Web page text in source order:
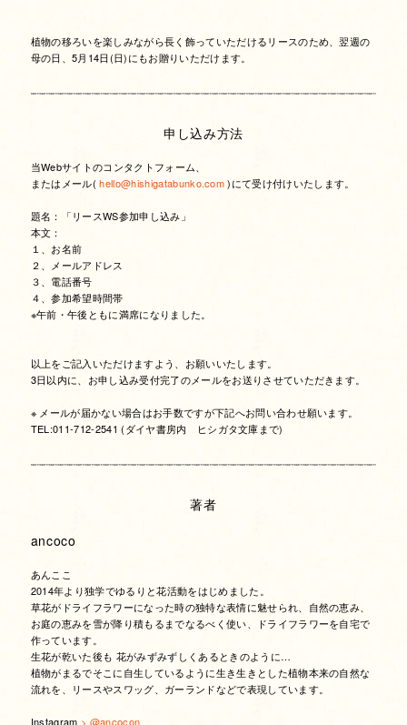
植物の移ろいを楽しみながら長く飾っていただけるリースのため、翌週の
母の日、5月14日(日)にもお贈りいただけます。
申し込み方法
当Webサイトのコンタクトフォーム、
またはメール(hello@hishigatabunko.com)にて受け付けいたします。
題名：「リースWS参加申し込み」
本文：
１、お名前
２、メールアドレス
３、電話番号
４、参加希望時間帯
※午前・午後ともに満席になりました。
以上をご記入いただけますよう、お願いいたします。
3日以内に、お申し込み受付完了のメールをお送りさせていただきます。
※ メールが届かない場合はお手数ですが下記へお問い合わせ願います。
TEL:011-712-2541 (ダイヤ書房内 ヒシガタ文庫まで)
著者
ancoco
あんここ
2014年より独学でゆるりと花活動をはじめました。
草花がドライフラワーになった時の独特な表情に魅せられ、自然の恵み、
お庭の恵みを雪が降り積もるまでなるべく使い、ドライフラワーを自宅で
作っています。
生花が乾いた後も 花がみずみずしくあるときのように…
植物がまるでそこに自生しているように生き生きとした植物本来の自然な
流れを、リースやスワッグ、ガーランドなどで表現しています。
Instagram > @ancocon